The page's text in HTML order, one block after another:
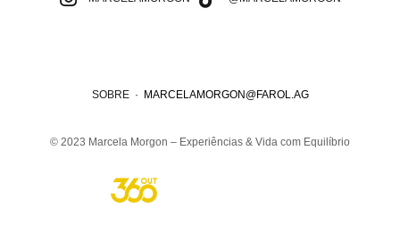
SOBRE· MARCELAMORGON@FAROL.AG
© 2023 Marcela Morgon – Experiências & Vida com Equilíbrio